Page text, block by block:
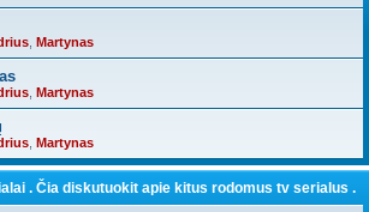
Martynas
Martynas
Martynas
. Čia diskutuokit apie kitus rodomus tv serialus .